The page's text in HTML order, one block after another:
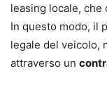
leasing locale, che
In questo modo, il
legale del veicolo,
attraverso un